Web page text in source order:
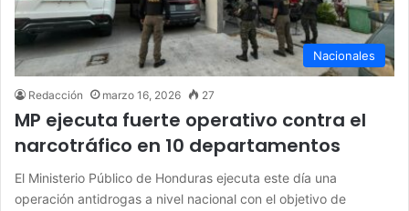
Nacionales
Redacción marzo 16, 2026 27
MP ejecuta fuerte operativo contra el
narcotráfico en 10 departamentos
El Ministerio Público de Honduras ejecuta este día una
operación antidrogas a nivel nacional con el objetivo de